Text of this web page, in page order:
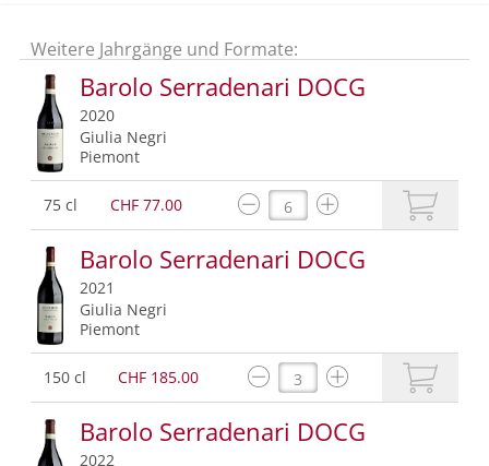
Weitere Jahrgänge und Formate:
Barolo Serradenari DOCG
2020
Giulia Negri
Piemont
75 cl CHF 77.00
Barolo Serradenari DOCG
2021
Giulia Negri
Piemont
150 cl CHF 185.00
Barolo Serradenari DOCG
2022